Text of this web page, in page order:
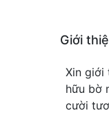
Giới
Xin giới
hữu bờ
cười